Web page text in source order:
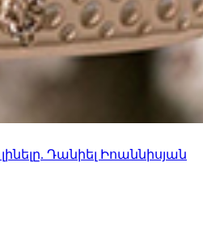
Դանիել Իոաննիսյան